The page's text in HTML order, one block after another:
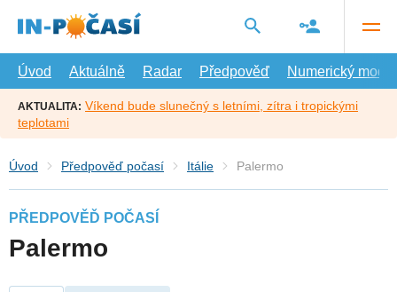
hlavní
Úvod
Aktuálně Radar Předpověď Numerický model
AKTUALITA: Víkend bude slunečný s letními, zítra i tropickými
teplotami
Úvod Předpověď počasí Itálie Palermo
PŘEDPOVĚĎ POČASÍ
Palermo